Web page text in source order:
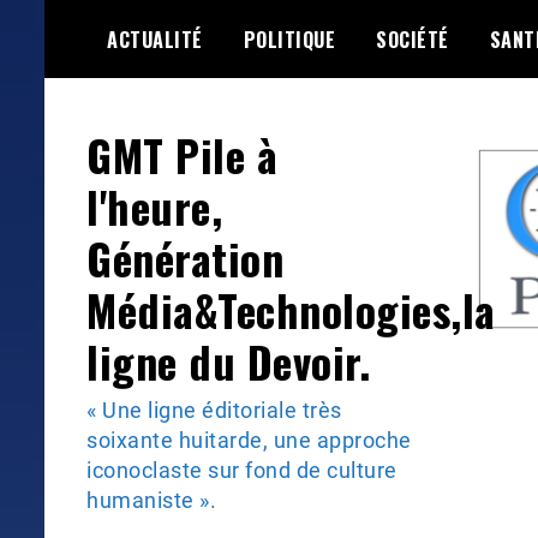
content
ACTUALITÉ POLITIQUE SOCIÉTÉ
GMT Pile à
l'heure,
Génération
Média&Technologies,la
ligne du Devoir.
« Une ligne éditoriale très
soixante huitarde, une approche
iconoclaste sur fond de culture
humaniste ».